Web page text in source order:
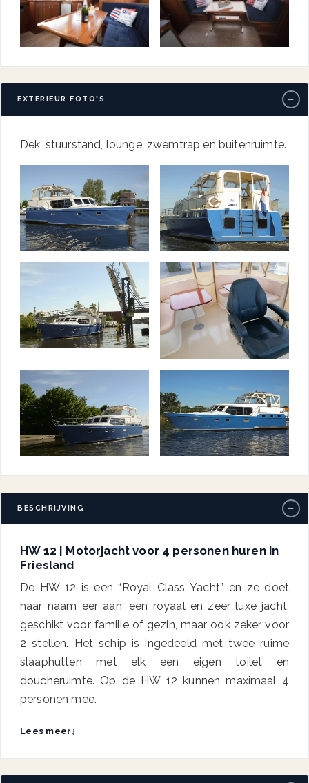
EXTERIEUR FOTO'S −
Dek, stuurstand, lounge, zwemtrap en buitenruimte.
BESCHRIJVING −
HW 12 | Motorjacht voor 4 personen huren in
Friesland
De HW 12 is een “Royal Class Yacht” en ze doet
haar naam eer aan; een royaal en zeer luxe jacht,
geschikt voor familie of gezin, maar ook zeker voor
2 stellen. Het schip is ingedeeld met twee ruime
slaaphutten met elk een eigen toilet en
doucheruimte. Op de HW 12 kunnen maximaal 4
personen mee.
Lees meer ↓